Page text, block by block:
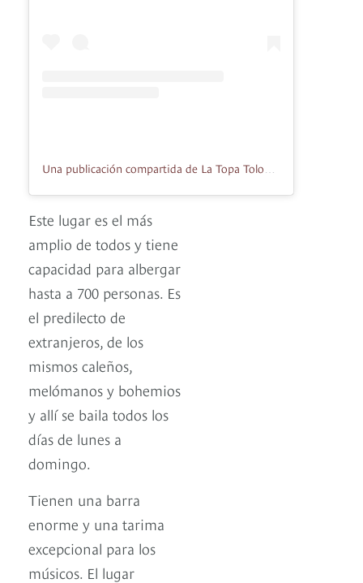
Este lugar es el más
amplio de todos y tiene
capacidad para albergar
hasta a 700 personas. Es
el predilecto de
extranjeros, de los
mismos caleños,
melómanos y bohemios
y allí se baila todos los
días de lunes a
domingo.
Tienen una barra
enorme y una tarima
excepcional para los
músicos. El lugar